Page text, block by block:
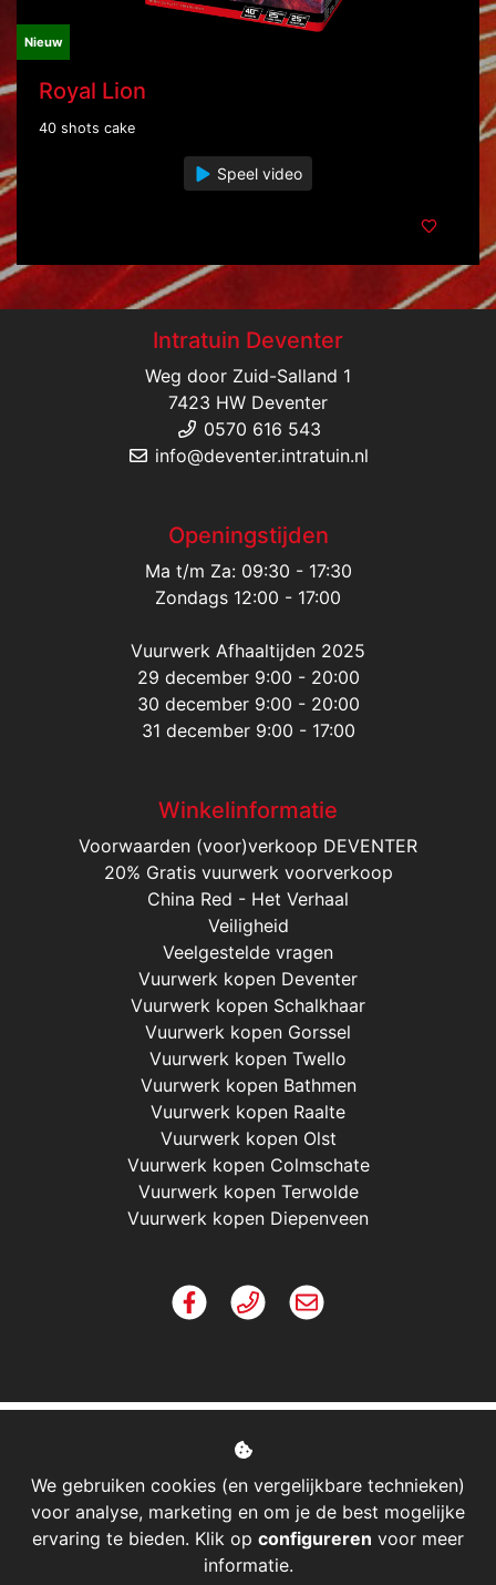
Nieuw
Royal Lion
40 shots cake
Speel video
We gebruiken cookies (en vergelijkbare technieken)
voor analyse, marketing en om je de best mogelijke
ervaring te bieden. Klik op configureren voor meer
informatie.
Intratuin Deventer
Weg door Zuid-Salland 1
7423 HW Deventer
0570 616 543
info@deventer.intratuin.nl
Openingstijden
Ma t/m Za: 09:30 - 17:30
Zondags 12:00 - 17:00
Vuurwerk Afhaaltijden 2025
29 december 9:00 - 20:00
30 december 9:00 - 20:00
31 december 9:00 - 17:00
Winkelinformatie
Voorwaarden (voor)verkoop DEVENTER
20% Gratis vuurwerk voorverkoop
China Red - Het Verhaal
Veiligheid
Veelgestelde vragen
Vuurwerk kopen Deventer
Vuurwerk kopen Schalkhaar
Vuurwerk kopen Gorssel
Vuurwerk kopen Twello
Vuurwerk kopen Bathmen
Vuurwerk kopen Raalte
Vuurwerk kopen Olst
Vuurwerk kopen Colmschate
Vuurwerk kopen Terwolde
Vuurwerk kopen Diepenveen